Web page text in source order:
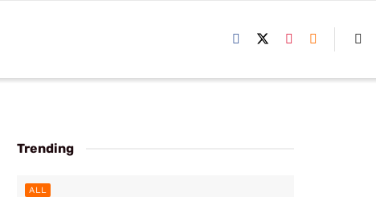
Trending
ALL